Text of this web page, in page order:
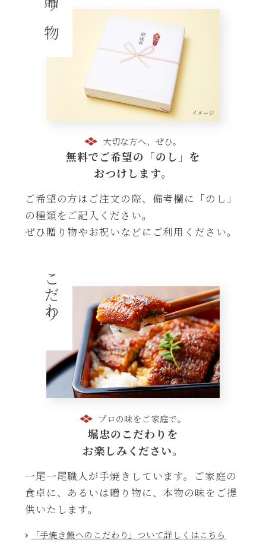
贈り物
大切な方へ、ぜひ。
無料でご希望の「のし」を
おつけします。
ご希望の方はご注文の際、備考欄に「のし」
の種類をご記入ください。
ぜひ贈り物やお祝いなどにご利用ください。
こだわり
プロの味をご家庭で。
堀忠のこだわりを
お楽しみください。
一尾一尾職人が手焼きしています。ご家庭の
食卓に、あるいは贈り物に、本物の味をご提
供いたします。
「手焼き鰻へのこだわり」ついて詳しくはこちら